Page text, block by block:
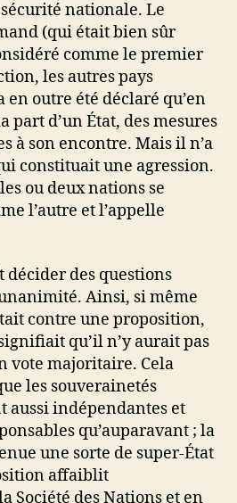
nationale. Le
(qui était bien sûr
comme le premier
les autres pays
outre été déclaré qu’en
part d’un État, des mesures
à son encontre. Mais il n’a
constituait une agression.
ou deux nations se
l’autre et l’appelle
décider des questions
Ainsi, si même
contre une proposition,
qu’il n’y aurait pas
vote majoritaire. Cela
les souverainetés
aussi indépendantes et
qu’auparavant ; la
une sorte de super-État
affaiblit
Société des Nations et en